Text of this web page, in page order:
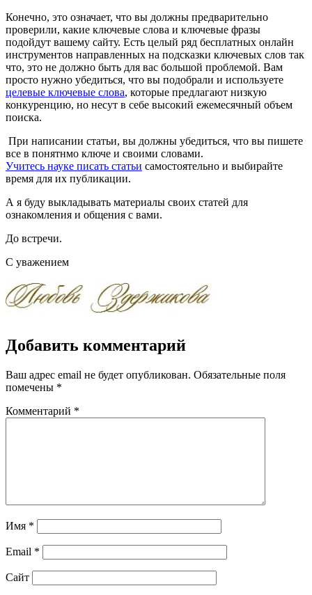
Конечно, это означает, что вы должны предварительно
проверили, какие ключевые слова и ключевые фразы
подойдут вашему сайту. Есть целый ряд бесплатных онлайн
инструментов направленных на подсказки ключевых слов так
что, это не должно быть для вас большой проблемой. Вам
просто нужно убедиться, что вы подобрали и используете
целевые ключевые слова, которые предлагают низкую
конкуренцию, но несут в себе высокий ежемесячный объем
поиска.
При написании статьи, вы должны убедиться, что вы пишете
все в понятнмо ключе и своими словами.
Учитесь науке писать статьи самостоятельно и выбирайте
время для их публикации.
А я буду выкладывать материалы своих статей для
ознакомления и общения с вами.
До встречи.
С уважением
Добавить комментарий
Ваш адрес email не будет опубликован. Обязательные поля
помечены *
Комментарий *
Имя *
Email *
Сайт